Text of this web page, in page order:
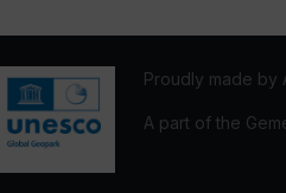
Proudly made by
A part of the